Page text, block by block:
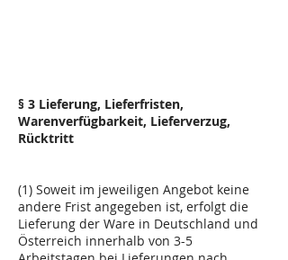
§ 3 Lieferung, Lieferfristen,
Warenverfügbarkeit, Lieferverzug,
Rücktritt
(1) Soweit im jeweiligen Angebot keine
andere Frist angegeben ist, erfolgt die
Lieferung der Ware in Deutschland und
Österreich innerhalb von 3-5